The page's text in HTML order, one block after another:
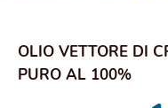
OLIO VETTORE DI
PURO AL 100%